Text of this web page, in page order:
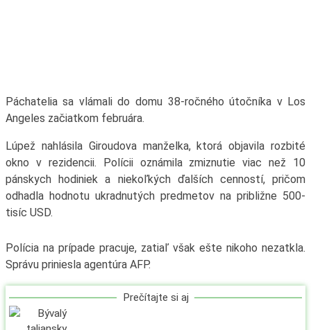
Páchatelia sa vlámali do domu 38-ročného útočníka v Los
Angeles začiatkom februára.
Lúpež nahlásila Giroudova manželka, ktorá objavila rozbité
okno v rezidencii. Polícii oznámila zmiznutie viac než 10
pánskych hodiniek a niekoľkých ďalších cenností, pričom
odhadla hodnotu ukradnutých predmetov na približne 500-
tisíc USD.
Polícia na prípade pracuje, zatiaľ však ešte nikoho nezatkla.
Správu priniesla agentúra AFP.
Prečítajte si aj